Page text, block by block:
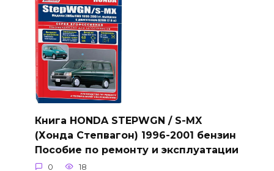
Книга HONDA STEPWGN / S-MX
(Хонда Степвагон) 1996-2001 бензин
Пособие по ремонту и эксплуатации
0 18